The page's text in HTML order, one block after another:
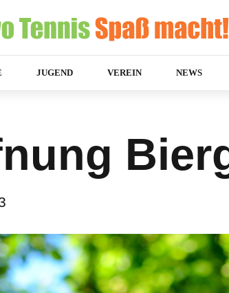
JUGEND VEREIN NEWS